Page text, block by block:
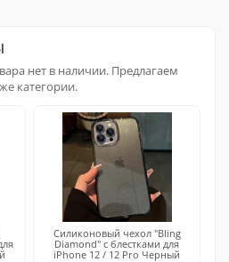
нет в наличии. Предлагаем
категории.
Силиконовый чехол "Bling
Diamond" с блестками для
iPhone 12 / 12 Pro Черный